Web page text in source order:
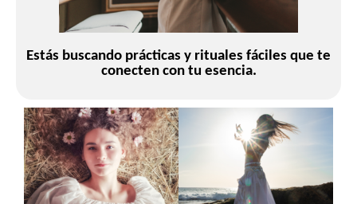
Estás buscando prácticas y rituales fáciles que te
conecten con tu esencia.